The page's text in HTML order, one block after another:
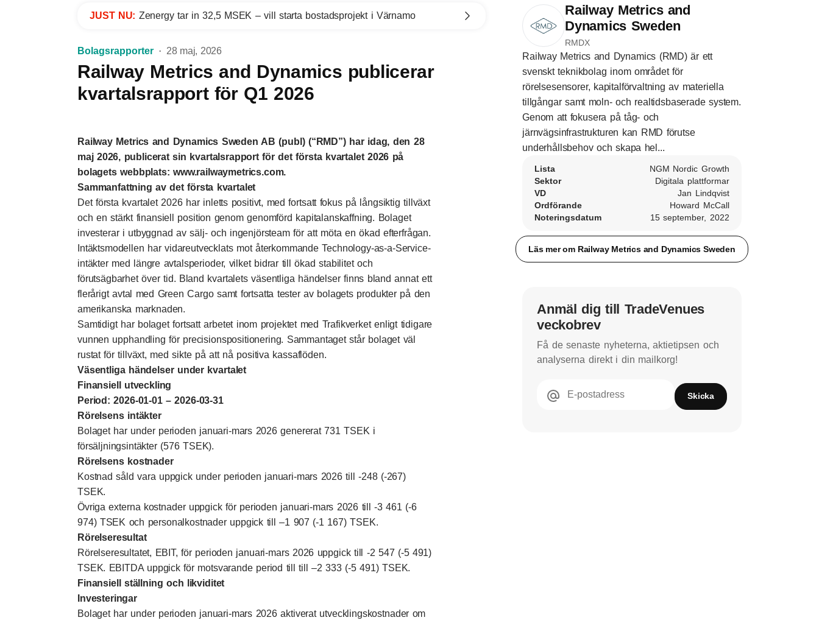
JUST NU: Zenergy tar in 32,5 MSEK – vill starta bostadsprojekt i Värnamo
Bolagsrapporter 28 maj, 2026
Railway Metrics and Dynamics publicerar
kvartalsrapport för Q1 2026
Railway Metrics and Dynamics Sweden AB (publ) (“RMD”) har idag, den 28
maj 2026, publicerat sin kvartalsrapport för det första kvartalet 2026 på
bolagets webbplats: www.railwaymetrics.com.
Sammanfattning av det första kvartalet
Det första kvartalet 2026 har inletts positivt, med fortsatt fokus på långsiktig tillväxt
och en stärkt finansiell position genom genomförd kapitalanskaffning. Bolaget
investerar i utbyggnad av sälj- och ingenjörsteam för att möta en ökad efterfrågan.
Intäktsmodellen har vidareutvecklats mot återkommande Technology-as-a-Service-
intäkter med längre avtalsperioder, vilket bidrar till ökad stabilitet och
förutsägbarhet över tid. Bland kvartalets väsentliga händelser finns bland annat ett
flerårigt avtal med Green Cargo samt fortsatta tester av bolagets produkter på den
amerikanska marknaden.
Samtidigt har bolaget fortsatt arbetet inom projektet med Trafikverket enligt tidigare
vunnen upphandling för precisionspositionering. Sammantaget står bolaget väl
rustat för tillväxt, med sikte på att nå positiva kassaflöden.
Väsentliga händelser under kvartalet
Finansiell utveckling
Period: 2026-01-01 – 2026-03-31
Rörelsens intäkter
Bolaget har under perioden januari-mars 2026 genererat 731 TSEK i
försäljningsintäkter (576 TSEK).
Rörelsens kostnader
Kostnad såld vara uppgick under perioden januari-mars 2026 till -248 (-267)
TSEK.
Övriga externa kostnader uppgick för perioden januari-mars 2026 till -3 461 (-6
974) TSEK och personalkostnader uppgick till –1 907 (-1 167) TSEK.
Rörelseresultat
Rörelseresultatet, EBIT, för perioden januari-mars 2026 uppgick till -2 547 (-5 491)
TSEK. EBITDA uppgick för motsvarande period till till –2 333 (-5 491) TSEK.
Finansiell ställning och likviditet
Investeringar
Bolaget har under perioden januari-mars 2026 aktiverat utvecklingskostnader om
Railway Metrics and
Dynamics Sweden
RMDX
Railway Metrics and Dynamics (RMD) är ett
svenskt teknikbolag inom området för
rörelsesensorer, kapitalförvaltning av materiella
tillgångar samt moln- och realtidsbaserade system.
Genom att fokusera på tåg- och
järnvägsinfrastrukturen kan RMD förutse
underhållsbehov och skapa hel...
Lista
NGM Nordic Growth
Sektor
Digitala plattformar
VD
Jan Lindqvist
Ordförande
Howard McCall
Noteringsdatum
15 september, 2022
Läs mer om Railway Metrics and Dynamics Sweden
Anmäl dig till TradeVenues
veckobrev
Få de senaste nyheterna, aktietipsen och
analyserna direkt i din mailkorg!
E-postadress Skicka